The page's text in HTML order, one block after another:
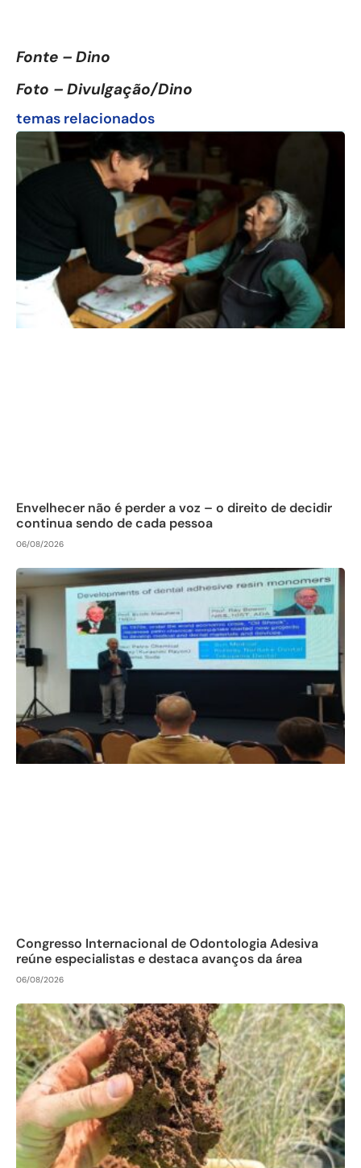
Fonte – Dino
Foto – Divulgação/Dino
temas relacionados
Envelhecer não é perder a voz – o direito de decidir
continua sendo de cada pessoa
06/08/2026
Congresso Internacional de Odontologia Adesiva
reúne especialistas e destaca avanços da área
06/08/2026